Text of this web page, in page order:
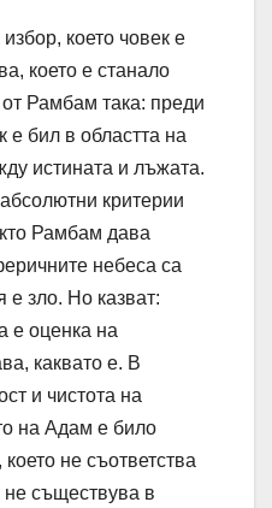
което човек е
което е станало
Рамбам така: преди
е бил в областта на
истината и лъжата.
критерии
Рамбам дава
небеса са
е зло. Но казват:
е оценка на
каквато е. В
и чистота на
на Адам е било
не съответства
съществува в